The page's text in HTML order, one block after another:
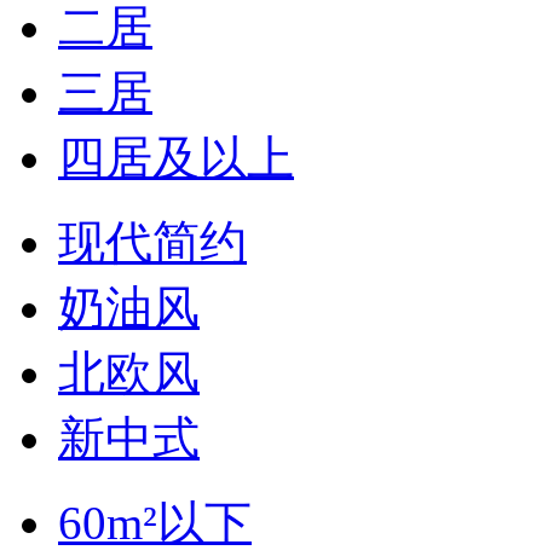
二居
三居
四居及以上
现代简约
奶油风
北欧风
新中式
60m²以下